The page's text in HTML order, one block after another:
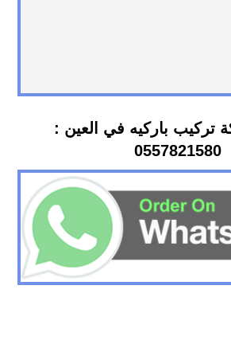
تركيب باركيه في العين :
0557821580